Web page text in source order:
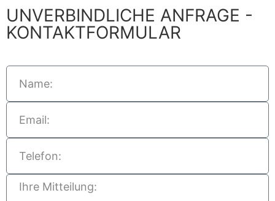
UNVERBINDLICHE ANFRAGE -
KONTAKTFORMULAR